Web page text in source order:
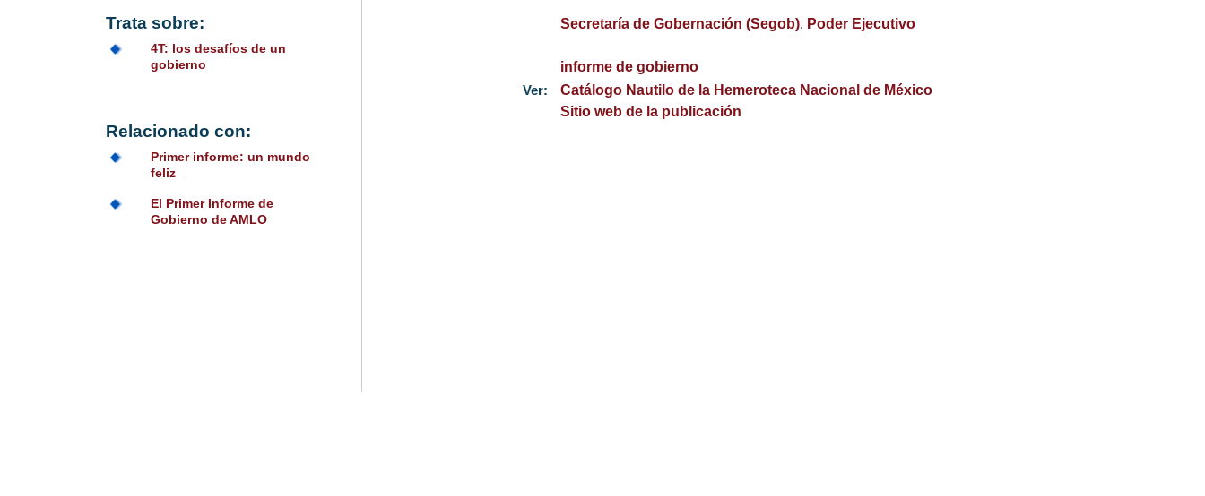
Trata sobre:
4T: los desafíos de un
gobierno
Relacionado con:
Primer informe: un mundo
feliz
El Primer Informe de
Gobierno de AMLO
Secretaría de Gobernación (Segob), Poder Ejecutivo
informe de gobierno
Ver:
Catálogo Nautilo de la Hemeroteca Nacional de México
Sitio web de la publicación